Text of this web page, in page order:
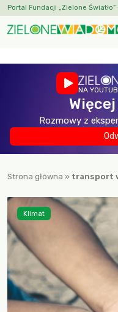
Portal Fundacji „Zielone
NA
Rozmowy z
Strona główna » transport
Klimat